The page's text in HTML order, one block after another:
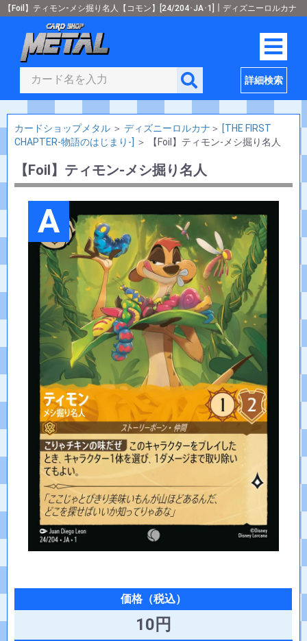
【Foil】ティモン-メシ掘り名人【コモン】[24/204･JA･1]｜ディズニーロルカナ
詳細検索
カードショップメタル ＞ ディズニーロルカナ ＞ [THE FIRST
CHAPTER-物語のはじまり-]
＞ 【Foil】ティモン-メシ掘り名人
【Foil】ティモン-メシ掘り名人
A
10円